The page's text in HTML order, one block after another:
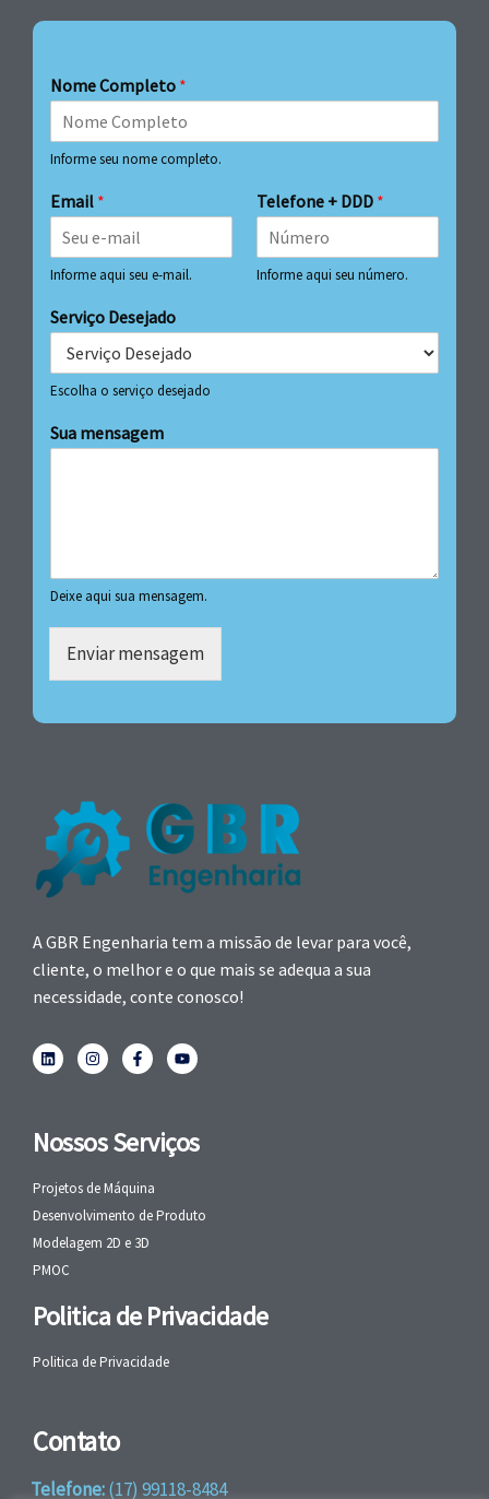
Nome Completo *
Informe seu nome completo.
Email *
Informe aqui seu e-mail.
Telefone + DDD *
Informe aqui seu número.
Serviço Desejado
Escolha o serviço desejado
Sua mensagem
Deixe aqui sua mensagem.
Enviar mensagem
A GBR Engenharia tem a missão de levar para você,
cliente, o melhor e o que mais se adequa a sua
necessidade, conte conosco!
Nossos Serviços
Projetos de Máquina
Desenvolvimento de Produto
Modelagem 2D e 3D
PMOC
Politica de Privacidade
Politica de Privacidade
Contato
Telefone:(17) 99118-8484